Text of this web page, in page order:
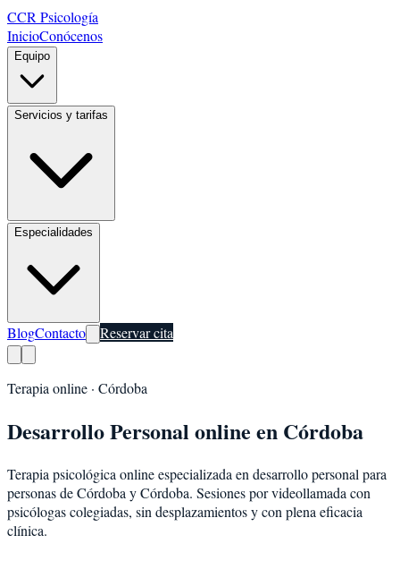
CCR Psicología
InicioConócenos
Equipo
Servicios y tarifas
Especialidades
BlogContacto Reservar cita
Terapia online · Córdoba
Desarrollo Personal online en Córdoba
Terapia psicológica online especializada en desarrollo personal para
personas deCórdoba yCórdoba. Sesiones por videollamada con
psicólogas colegiadas, sin desplazamientos y con plena eficacia
clínica.